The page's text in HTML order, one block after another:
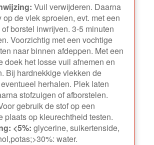
Vuil verwijderen. Daarna
op de vlek sproeien, evt. met een
borstel inwrijven. 3-5 minuten
Voorzichtig met een vochtige
naar binnen afdeppen. Met een
doek het losse vuil afnemen en
Bij hardnekkige vlekken de
herhalen. Plek laten
stofzuigen of afborstelen.
gebruik de stof op een
plaats op kleurechtheid testen.
<5%:glycerine, suikertenside,
water.